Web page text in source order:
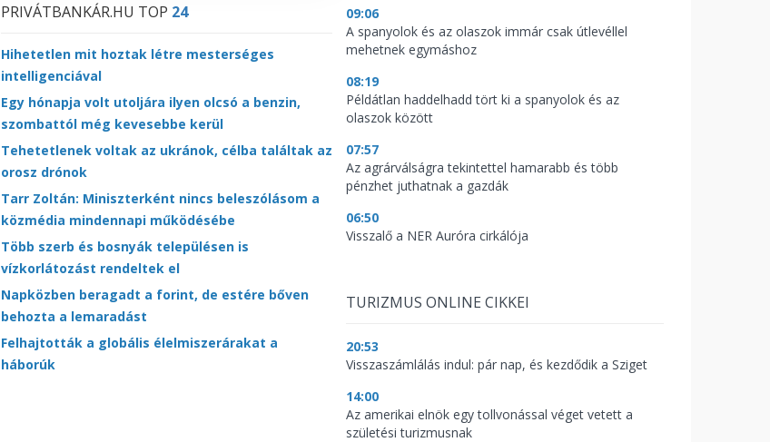
PRIVÁTBANKÁR.HU TOP 24
Hihetetlen mit hoztak létre mesterséges
intelligenciával
Egy hónapja volt utoljára ilyen olcsó a benzin,
szombattól még kevesebbe kerül
Tehetetlenek voltak az ukránok, célba találtak az
orosz drónok
Tarr Zoltán: Miniszterként nincs beleszólásom a
közmédia mindennapi működésébe
Több szerb és bosnyák településen is
vízkorlátozást rendeltek el
Napközben beragadt a forint, de estére bőven
behozta a lemaradást
Felhajtották a globális élelmiszerárakat a
háborúk
09:06
A spanyolok és az olaszok immár csak útlevéllel
mehetnek egymáshoz
08:19
Példátlan haddelhadd tört ki a spanyolok és az
olaszok között
07:57
Az agrárválságra tekintettel hamarabb és több
pénzhet juthatnak a gazdák
06:50
Visszalő a NER Auróra cirkálója
TURIZMUS ONLINE CIKKEI
20:53
Visszaszámlálás indul: pár nap, és kezdődik a Sziget
14:00
Az amerikai elnök egy tollvonással véget vetett a
születési turizmusnak